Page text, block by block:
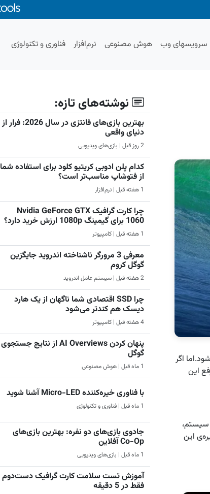
سرویسهای وب هوش مصنوعی نرم‌افزار فناوری و تکنولوژی
اگر
این
سیستم،
این
نوشته‌های تازه:
بهترین بازی‌های فانتزی در سال 2026: فرار از
دنیای واقعی
2 روز قبل | بازی‌های ویدیویی
کدام پلن ادوبی کریتیو کلود برای استفاده شما
از فتوشاپ مناسب‌تر است؟
1 هفته قبل | نرم‌افزار
چرا کارت گرافیک Nvidia GeForce GTX
1060 برای گیمینگ 1080p ارزش خرید دارد؟
1 هفته قبل | کامپیوتر
معرفی 3 مرورگر ناشناخته اندروید جایگزین
گوگل کروم
2 هفته قبل | سیستم عامل اندروید
چرا SSD اقتصادی شما ناگهان از یک هارد
دیسک هم کندتر می‌شود
4 هفته قبل | کامپیوتر
پنهان کردن AI Overviews از نتایج جستجوی
گوگل
1 ماه قبل | هوش مصنوعی
با فناوری خیره‌کننده Micro-LED آشنا شوید
1 ماه قبل | فناوری و تکنولوژی
جادوی بازی‌های دو نفره: بهترین بازی‌های
Co-Op آفلاین
1 ماه قبل | بازی‌های ویدیویی
آموزش تست سلامت کارت گرافیک دست‌دوم
فقط در 5 دقیقه